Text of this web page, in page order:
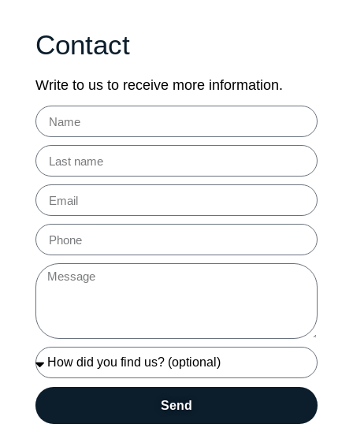
Contact
Write to us to receive more information.
Send